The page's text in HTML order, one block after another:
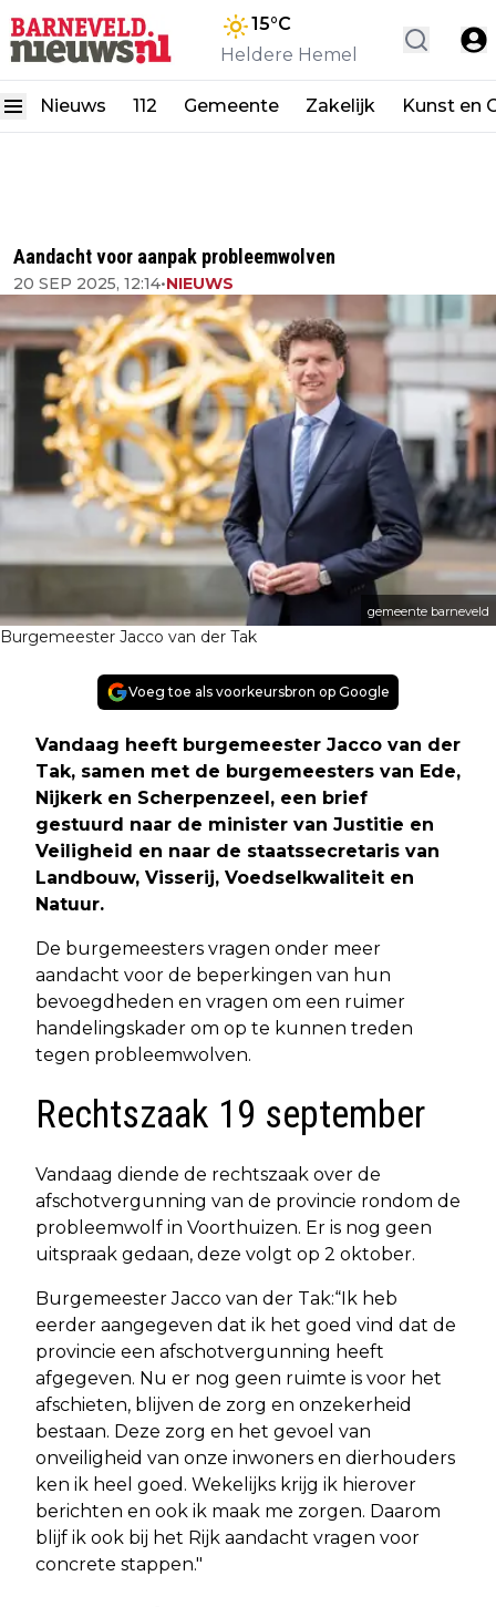
15°C
Heldere Hemel
Nieuws 112 Gemeente Zakelijk Kunst en
Aandacht voor aanpak probleemwolven
20 SEP 2025, 12:14•NIEUWS
gemeente barneveld
Burgemeester Jacco van der Tak
Voeg toe als voorkeursbron op Google
Vandaag heeft burgemeester Jacco van der
Tak, samen met de burgemeesters van Ede,
Nijkerk en Scherpenzeel, een brief
gestuurd naar de minister van Justitie en
Veiligheid en naar de staatssecretaris van
Landbouw, Visserij, Voedselkwaliteit en
Natuur.
De burgemeesters vragen onder meer
aandacht voor de beperkingen van hun
bevoegdheden en vragen om een ruimer
handelingskader om op te kunnen treden
tegen probleemwolven.
Rechtszaak 19 september
Vandaag diende de rechtszaak over de
afschotvergunning van de provincie rondom de
probleemwolf in Voorthuizen. Er is nog geen
uitspraak gedaan, deze volgt op 2 oktober.
Burgemeester Jacco van der Tak:“Ik heb
eerder aangegeven dat ik het goed vind dat de
provincie een afschotvergunning heeft
afgegeven. Nu er nog geen ruimte is voor het
afschieten, blijven de zorg en onzekerheid
bestaan. Deze zorg en het gevoel van
onveiligheid van onze inwoners en dierhouders
ken ik heel goed. Wekelijks krijg ik hierover
berichten en ook ik maak me zorgen. Daarom
blijf ik ook bij het Rijk aandacht vragen voor
concrete stappen."